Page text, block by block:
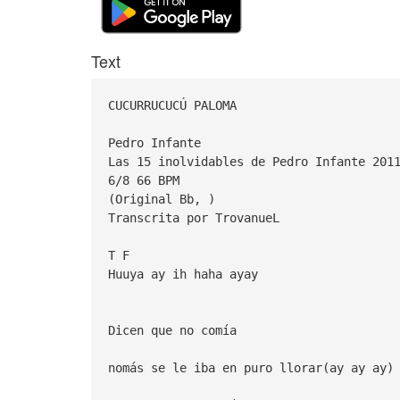
Text
CUCURRUCUCÚ PALOMA
Pedro Infante
Las 15 inolvidables de Pedro Infante
6/8 66 BPM
(Original Bb, )
Transcrita por TrovanueL
T F
Huuya ay ih haha ayay
Dicen que no comía
nomás se le iba en puro llorar(ay ay ay)